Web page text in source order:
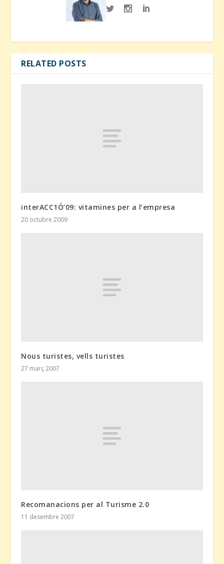
RELATED POSTS
interACC1Ó’09: vitamines per a l’empresa
20 octubre 2009
Nous turistes, vells turistes
27 març 2007
Recomanacions per al Turisme 2.0
11 desembre 2007